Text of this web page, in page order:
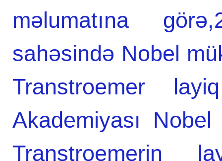
məlumatına
sahəsində Nobel
Transtroemer
Akademiyası
Transtroemerin